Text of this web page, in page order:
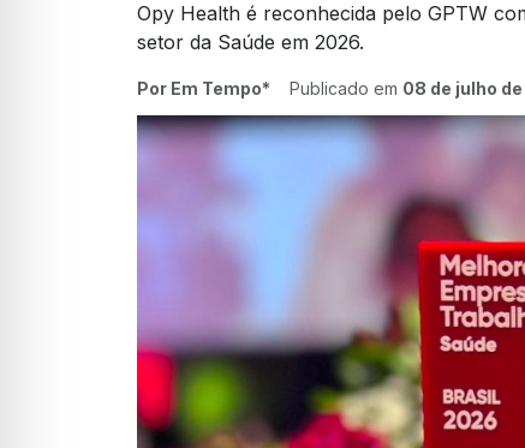
Opy Health é reconhecida pelo GPTW
setor da Saúde em 2026.
Por Em Tempo* Publicado em 08 de julho